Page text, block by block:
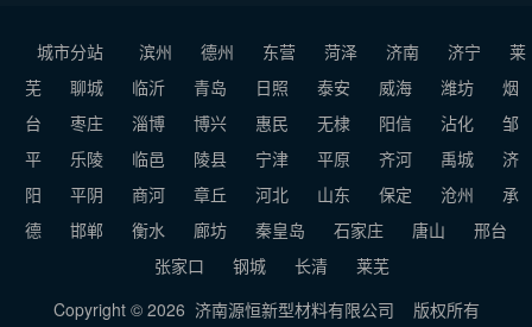
城市分站 滨州 德州 东营 菏泽 济南 济宁
莱
芜
聊城 临沂 青岛 日照 泰安 威海 潍坊
烟
台
枣庄 淄博 博兴 惠民 无棣 阳信 沾化
邹
平
乐陵 临邑 陵县 宁津 平原 齐河 禹城
济
阳
平阴 商河 章丘 河北 山东 保定 沧州
承
德
邯郸 衡水 廊坊 秦皇岛 石家庄 唐山
邢台
张家口
钢城 长清
莱芜
Copyright © 2026 济南源恒新型材料有限公司
版权所有